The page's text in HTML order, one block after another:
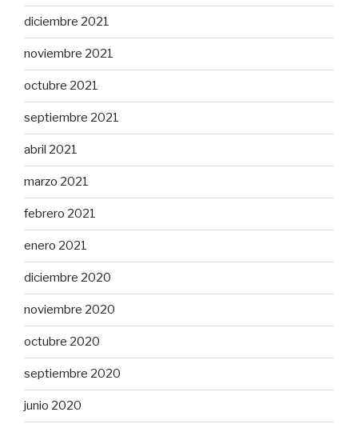
diciembre 2021
noviembre 2021
octubre 2021
septiembre 2021
abril 2021
marzo 2021
febrero 2021
enero 2021
diciembre 2020
noviembre 2020
octubre 2020
septiembre 2020
junio 2020